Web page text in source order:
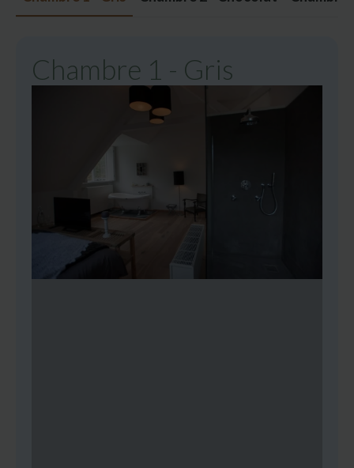
Chambre 1 - Gris